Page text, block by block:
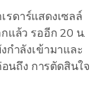
รดาร์แสดงเซลล์
แล้ว รออีก 20 น.
กำลังเข้ามาและ
นถึง การตัดสินใจ